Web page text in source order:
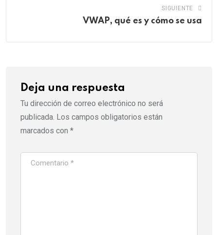
SIGUIENTE
VWAP, qué es y cómo se usa
Deja una respuesta
Tu dirección de correo electrónico no será
publicada. Los campos obligatorios están
marcados con *